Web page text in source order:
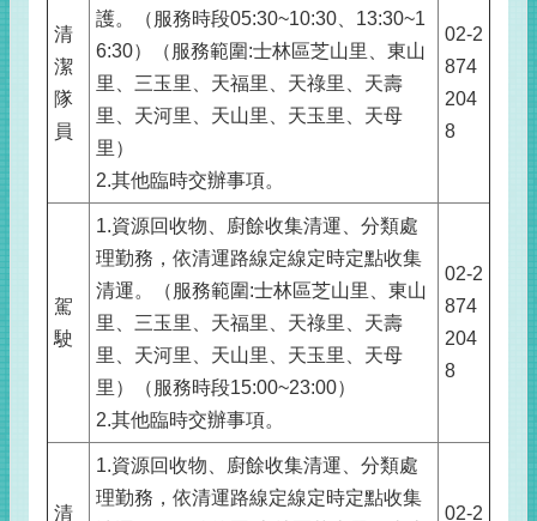
清
潔
隊
員
護。（服務時段05:30~10:30、13:30~1
6:30）（服務範圍:士林區芝山里、東山
里、三玉里、天福里、天祿里、天壽
里、天河里、天山里、天玉里、天母
里）
2.其他臨時交辦事項。
02-2
874
204
8
駕
駛
1.資源回收物、廚餘收集清運、分類處
理勤務，依清運路線定線定時定點收集
清運。（服務範圍:士林區芝山里、東山
里、三玉里、天福里、天祿里、天壽
里、天河里、天山里、天玉里、天母
里）（服務時段15:00~23:00）
2.其他臨時交辦事項。
02-2
874
204
8
清
1.資源回收物、廚餘收集清運、分類處
理勤務，依清運路線定線定時定點收集
02-2